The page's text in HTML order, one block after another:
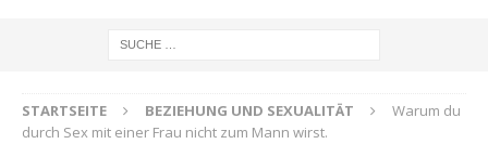
STARTSEITE BEZIEHUNG UND SEXUALITÄT
Warum du
durch Sex mit einer Frau nicht zum Mann wirst.